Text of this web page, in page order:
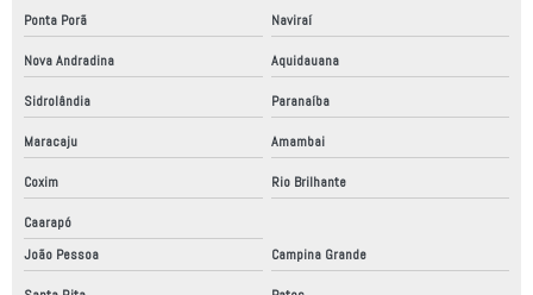
Ponta Porã Naviraí
Nova Andradina Aquidauana
Sidrolândia Paranaíba
Maracaju Amambai
Coxim Rio Brilhante
Caarapó
João Pessoa
Campina Grande